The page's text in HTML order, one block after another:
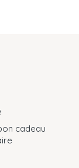
cadeau